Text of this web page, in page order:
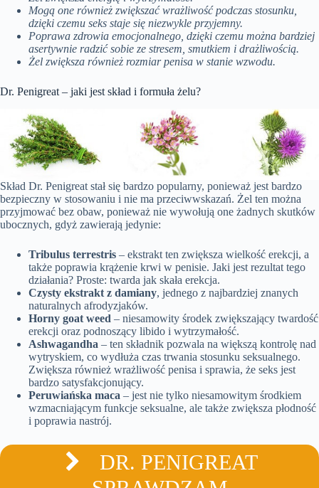
Mogą one również zwiększać wrażliwość podczas stosunku,
dzięki czemu seks staje się niezwykle przyjemny.
Poprawa zdrowia emocjonalnego, dzięki czemu można bardziej
asertywnie radzić sobie ze stresem, smutkiem i drażliwością.
Żel zwiększa również rozmiar penisa w stanie wzwodu.
Dr. Penigreat – jaki jest skład i formuła żelu?
Skład Dr. Penigreat stał się bardzo popularny, ponieważ jest bardzo
bezpieczny w stosowaniu i nie ma przeciwwskazań. Żel ten można
przyjmować bez obaw, ponieważ nie wywołują one żadnych skutków
ubocznych, gdyż zawierają jedynie:
Tribulus terrestris – ekstrakt ten zwiększa wielkość erekcji, a
także poprawia krążenie krwi w penisie. Jaki jest rezultat tego
działania? Proste: twarda jak skała erekcja.
Czysty ekstrakt z damiany, jednego z najbardziej znanych
naturalnych afrodyzjaków.
Horny goat weed – niesamowity środek zwiększający twardość
erekcji oraz podnoszący libido i wytrzymałość.
Ashwagandha – ten składnik pozwala na większą kontrolę nad
wytryskiem, co wydłuża czas trwania stosunku seksualnego.
Zwiększa również wrażliwość penisa i sprawia, że seks jest
bardzo satysfakcjonujący.
Peruwiańska maca – jest nie tylko niesamowitym środkiem
wzmacniającym funkcje seksualne, ale także zwiększa płodność
i poprawia nastrój.
DR. PENIGREAT